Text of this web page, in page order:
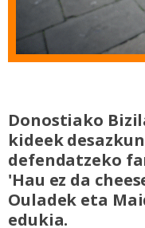
Donostiako
kideek
defendatzeko
'Hau ez da
Ouladek eta
edukia.